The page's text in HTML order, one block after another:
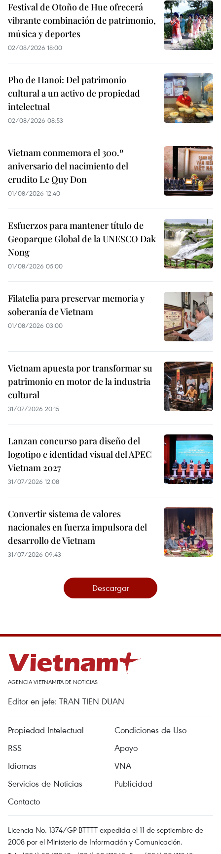
Festival de Otoño de Hue ofrecerá
vibrante combinación de patrimonio,
música y deportes
02/08/2026 18:00
Pho de Hanoi: Del patrimonio
cultural a un activo de propiedad
intelectual
02/08/2026 08:53
Vietnam conmemora el 300.º
aniversario del nacimiento del
erudito Le Quy Don
01/08/2026 12:40
Esfuerzos para mantener título de
Geoparque Global de la UNESCO Dak
Nong
01/08/2026 05:00
Filatelia para preservar memoria y
soberanía de Vietnam
01/08/2026 03:00
Vietnam apuesta por transformar su
patrimonio en motor de la industria
cultural
31/07/2026 20:15
Lanzan concurso para diseño del
logotipo e identidad visual del APEC
Vietnam 2027
31/07/2026 12:08
Convertir sistema de valores
nacionales en fuerza impulsora del
desarrollo de Vietnam
31/07/2026 09:43
Descargar
AGENCIA VIETNAMITA DE NOTICIAS
Editor en jefe: TRAN TIEN DUAN
Propiedad Intelectual
Condiciones de Uso
RSS
Apoyo
Idiomas
VNA
Servicios de Noticias
Publicidad
Contacto
Licencia No. 1374/GP-BTTTT expedida el 11 de septiembre de
2008 por el Ministerio de Información y Comunicación.